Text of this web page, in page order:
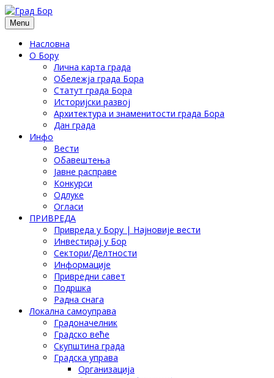
Menu
Насловна
О Бору
Лична карта града
Обележја града Бора
Статут града Бора
Историјски развој
Архитектура и знаменитости града Бора
Дан града
Инфо
Вести
Обавештења
Јавне расправе
Конкурси
Одлуке
Огласи
ПРИВРЕДА
Привреда у Бору | Најновије вести
Инвестирај у Бор
Сектори/Делтности
Информације
Привредни савет
Подршка
Радна снага
Локална самоуправа
Градоначелник
Градско веће
Скупштина града
Градска управа
Организација